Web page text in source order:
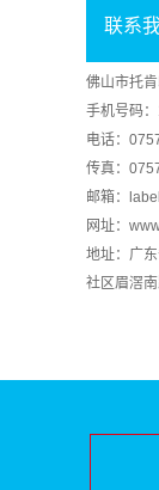
联系我
佛山市托
手机号码
电话：
传真：
邮箱：
网址：
地址：广
社区眉滘